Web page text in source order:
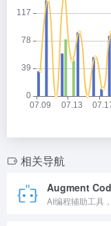
相关导航
Augment